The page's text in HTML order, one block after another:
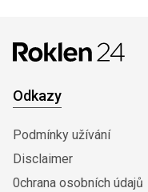
Odkazy
Podmínky užívání
Disclaimer
0chrana osobních údajů